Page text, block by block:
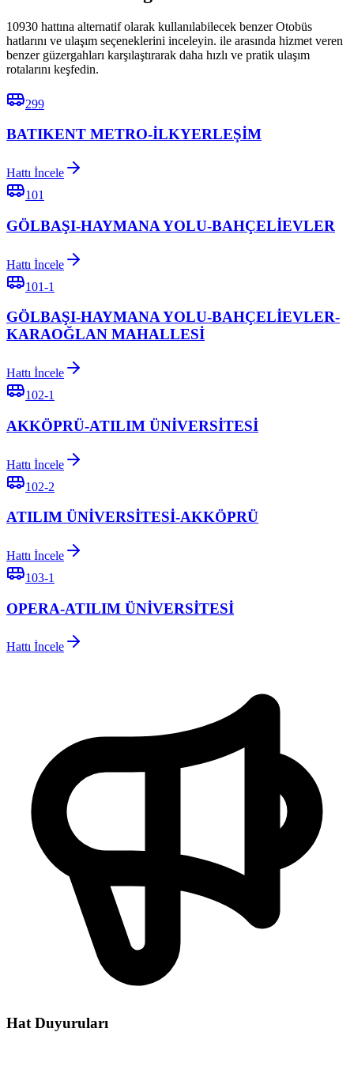
10930 hattına alternatif olarak kullanılabilecek benzer Otobüs
hatlarını ve ulaşım seçeneklerini inceleyin. ile arasında hizmet veren
benzer güzergahları karşılaştırarak daha hızlı ve pratik ulaşım
rotalarını keşfedin.
299
BATIKENT METRO-İLKYERLEŞİM
Hattı İncele
101
GÖLBAŞI-HAYMANA YOLU-BAHÇELİEVLER
Hattı İncele
101-1
GÖLBAŞI-HAYMANA YOLU-BAHÇELİEVLER-
KARAOĞLAN MAHALLESİ
Hattı İncele
102-1
AKKÖPRÜ-ATILIM ÜNİVERSİTESİ
Hattı İncele
102-2
ATILIM ÜNİVERSİTESİ-AKKÖPRÜ
Hattı İncele
103-1
OPERA-ATILIM ÜNİVERSİTESİ
Hattı İncele
Hat Duyuruları